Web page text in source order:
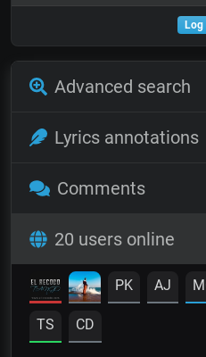
Log
Advanced search
Lyrics annotations
Comments
20 users online
PK AJ
TS CD